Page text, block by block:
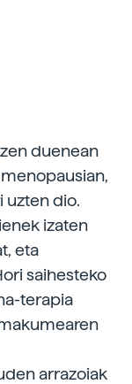
duenean
uzten dio.
izaten
eta
saihesteko
terapia
arrazoiak